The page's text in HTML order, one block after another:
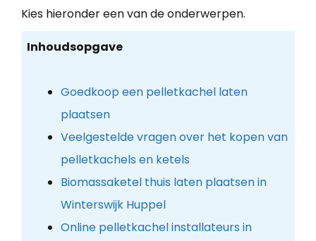
Kies hieronder een van de onderwerpen.
Inhoudsopgave
Goedkoop een pelletkachel laten
plaatsen
Veelgestelde vragen over het kopen van
pelletkachels en ketels
Biomassaketel thuis laten plaatsen in
Winterswijk Huppel
Online pelletkachel installateurs in